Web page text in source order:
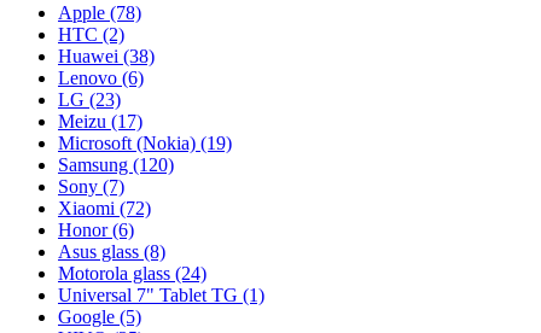
Apple (78)
HTC (2)
Huawei (38)
Lenovo (6)
LG (23)
Meizu (17)
Microsoft (Nokia) (19)
Samsung (120)
Sony (7)
Xiaomi (72)
Honor (6)
Asus glass (8)
Motorola glass (24)
Universal 7" Tablet TG (1)
Google (5)